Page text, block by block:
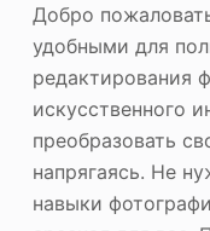
Добро
удобными для
редактирования
искусственного
преобразовать
напрягаясь. Не
навыки